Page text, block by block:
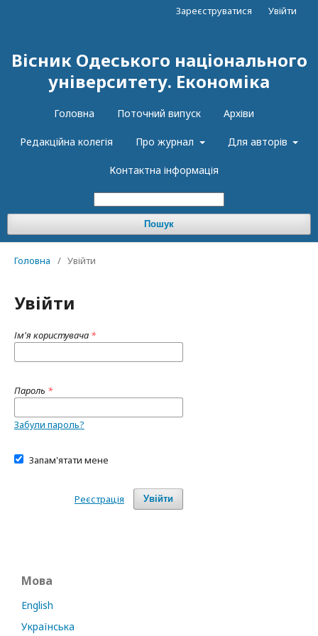
Вісник Одеського національного
університету. Економіка
Головна Поточний випуск Архіви
Редакційна колегія Про журнал Для авторів
Контактна інформація
Пошук
Зареєструватися Увійти
Головна / Увійти
Увійти
Ім'я користувача *
Пароль *
Забули пароль?
Запам'ятати мене
Увійти
Реєстрація
Мова
English
Українська